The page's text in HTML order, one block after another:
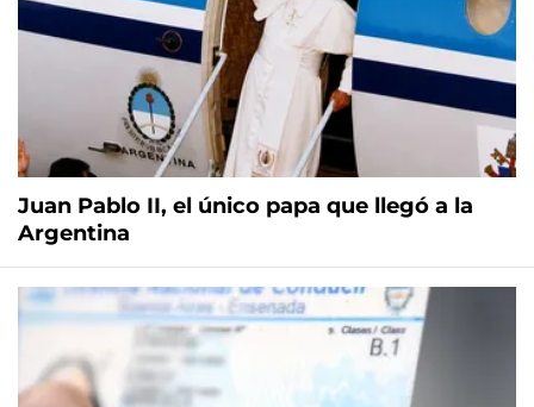
Juan Pablo II, el único papa que llegó a la
Argentina